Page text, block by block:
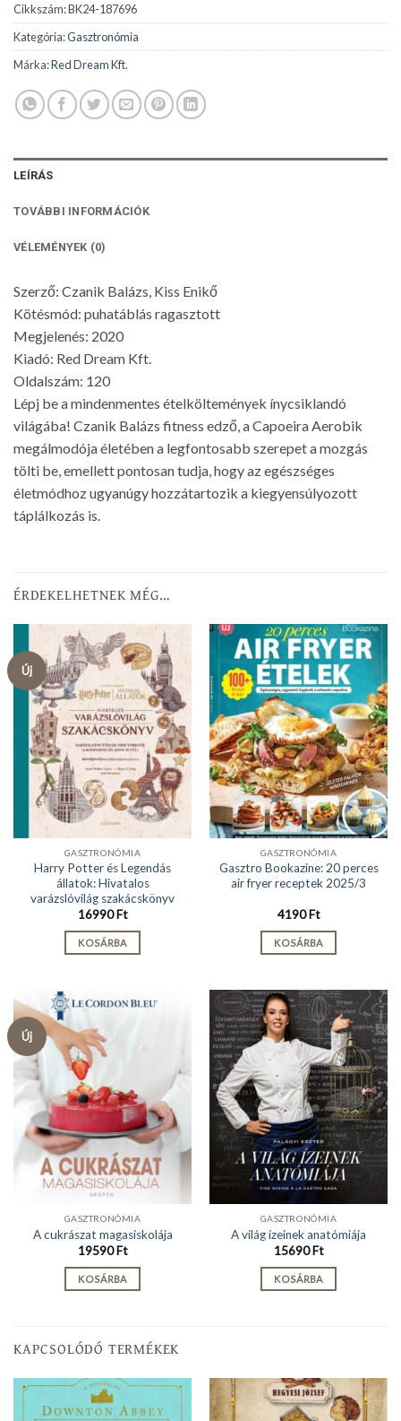
Cikkszám:BK24-187696
Kategória:Gasztronómia
Márka:Red Dream Kft.
LEÍRÁS
TOVÁBBI INFORMÁCIÓK
VÉLEMÉNYEK (0)
Szerző: Czanik Balázs, Kiss Enikő
Kötésmód: puhatáblás ragasztott
Megjelenés: 2020
Kiadó: Red Dream Kft.
Oldalszám: 120
Lépj be a mindenmentes ételköltemények ínycsiklandó
világába! Czanik Balázs fitness edző, a Capoeira Aerobik
megálmodója életében a legfontosabb szerepet a mozgás
tölti be, emellett pontosan tudja, hogy az egészséges
életmódhoz ugyanúgy hozzátartozik a kiegyensúlyozott
táplálkozás is.
ÉRDEKELHETNEK MÉG…
Új
GASZTRONÓMIA
Harry Potter és Legendás
állatok: Hivatalos
varázslóvilág szakácskönyv
16990Ft
KOSÁRBA
GASZTRONÓMIA
Gasztro Bookazine: 20 perces
air fryer receptek 2025/3
4190Ft
KOSÁRBA
Új
GASZTRONÓMIA
A cukrászat magasiskolája
19590Ft
KOSÁRBA
GASZTRONÓMIA
A világ ízeinek anatómiája
15690Ft
KOSÁRBA
KAPCSOLÓDÓ TERMÉKEK